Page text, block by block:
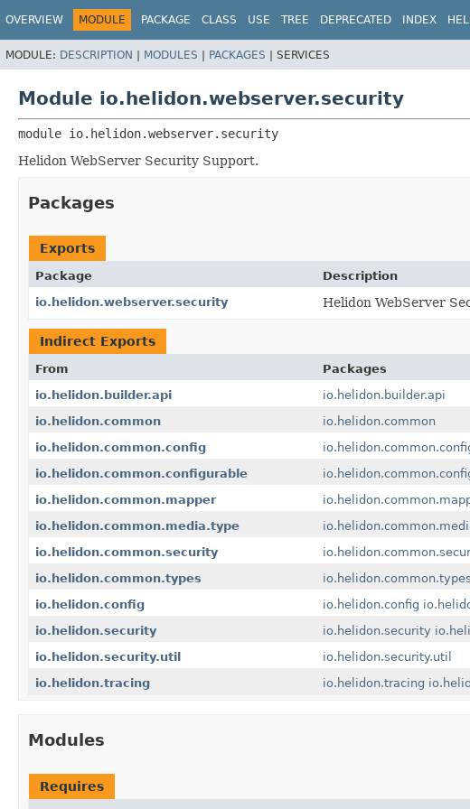
OVERVIEW MODULE PACKAGE CLASS USE TREE DEPRECATED INDEX
MODULE: DESCRIPTION | MODULES | PACKAGES | SERVICES
Module io.helidon.webserver.security
module io.helidon.webserver.security
Helidon WebServer Security Support.
Packages
Exports
Package
Description
io.helidon.webserver.security
Helidon WebServer
Indirect Exports
From
Packages
io.helidon.builder.api
io.helidon.builder.api
io.helidon.common
io.helidon.common
io.helidon.common.config
io.helidon.common.configurable
io.helidon.common.mapper
io.helidon.common.media.type
io.helidon.common.security
io.helidon.common.types
io.helidon.common.types
io.helidon.config
io.helidon.config
io.helidon.security
io.helidon.security
io.helidon.security.util
io.helidon.security.util
io.helidon.tracing
io.helidon.tracing
Modules
Requires